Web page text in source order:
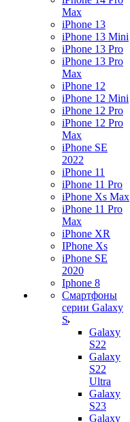
Max
iPhone 13
iPhone 13 Mini
iPhone 13 Pro
iPhone 13 Pro
Max
iPhone 12
iPhone 12 Mini
iPhone 12 Pro
iPhone 12 Pro
Max
iPhone SE
2022
iPhone 11
iPhone 11 Pro
iPhone Xs Max
iPhone 11 Pro
Max
iPhone XR
IPhone Xs
iPhone SE
2020
Iphone 8
Смартфоны
серии Galaxy
S
Galaxy
S22
Galaxy
S22
Ultra
Galaxy
S23
Galaxy